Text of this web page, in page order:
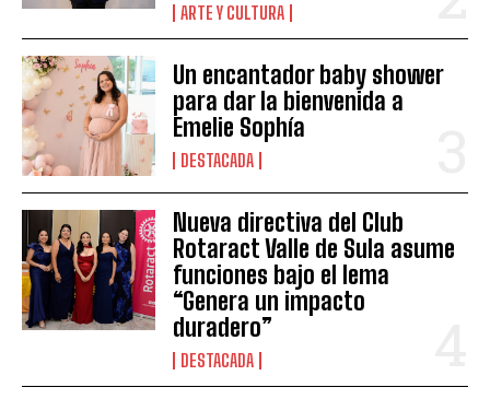
ARTE Y CULTURA
Un encantador baby shower
para dar la bienvenida a
Emelie Sophía
DESTACADA
Nueva directiva del Club
Rotaract Valle de Sula asume
funciones bajo el lema
“Genera un impacto
duradero”
DESTACADA